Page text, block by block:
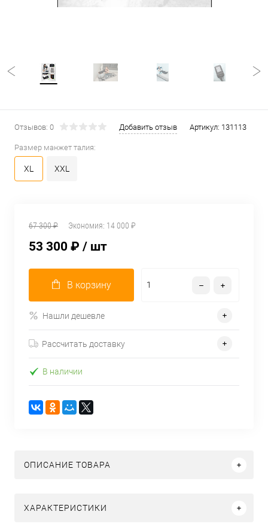
Отзывов: 0 Добавить отзыв Артикул: 131113
Размер манжет талия:
XL XXL
67 300 ₽ Экономия: 14 000 ₽
53 300 ₽ / шт
В корзину
Нашли дешевле
Рассчитать доставку
В наличии
ОПИСАНИЕ ТОВАРА
ХАРАКТЕРИСТИКИ